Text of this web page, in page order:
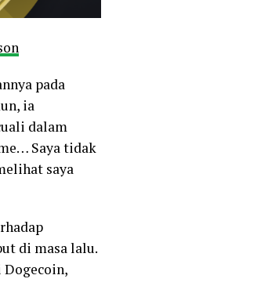
pada
ia
dalam
Saya tidak
saya
di masa lalu.
Dogecoin,